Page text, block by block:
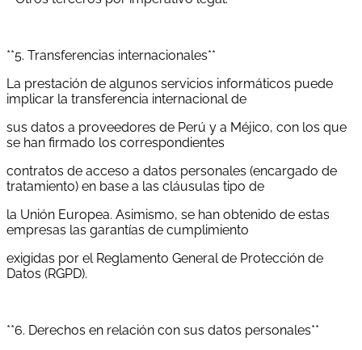
**5. Transferencias internacionales**
La prestación de algunos servicios informáticos puede
implicar la transferencia internacional de
sus datos a proveedores de Perú y a Méjico, con los que
se han firmado los correspondientes
contratos de acceso a datos personales (encargado de
tratamiento) en base a las cláusulas tipo de
la Unión Europea. Asimismo, se han obtenido de estas
empresas las garantías de cumplimiento
exigidas por el Reglamento General de Protección de
Datos (RGPD).
**6. Derechos en relación con sus datos personales**